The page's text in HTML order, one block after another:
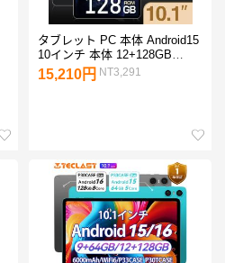
タブレット PC 本体 Android15
10インチ 本体 12+128GB
FullHD wi-fi 5G 在宅勤務 ネッ
ト授業 コスパ最高 安い クリス
15,210円 NT3,291